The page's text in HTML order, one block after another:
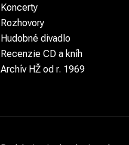
Koncerty
Rozhovory
Hudobné divadlo
Recenzie CD a kníh
Archív HŽ od r. 1969